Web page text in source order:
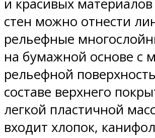
и красивых
стен можно отнести
рельефные
на бумажной основе с
рельефной
составе верхнего
легкой пластичной
входит хлопок,